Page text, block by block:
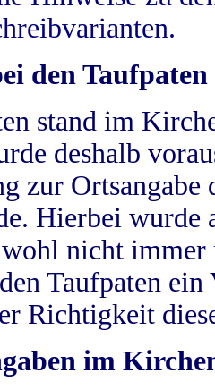
den Taufpaten
stand im
deshalb
zur
Hierbei wurde
nicht
Taufpaten
Richtigkeit
im